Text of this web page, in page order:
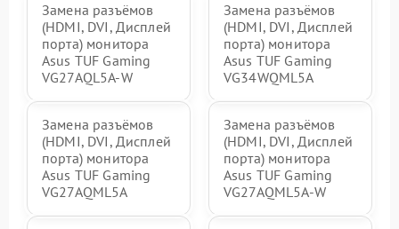
Замена разъёмов
(HDMI, DVI, Дисплей
порта) монитора
Asus TUF Gaming
VG27AQL5A-W
Замена разъёмов
(HDMI, DVI, Дисплей
порта) монитора
Asus TUF Gaming
VG34WQML5A
Замена разъёмов
(HDMI, DVI, Дисплей
порта) монитора
Asus TUF Gaming
VG27AQML5A
Замена разъёмов
(HDMI, DVI, Дисплей
порта) монитора
Asus TUF Gaming
VG27AQML5A-W